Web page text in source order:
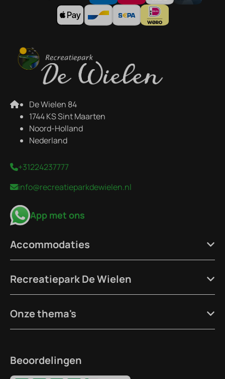
De Wielen 84
1744 KS Sint Maarten
Noord-Holland
Nederland
+31224237777
info@recreatieparkdewielen.nl
App met ons
Accommodaties
Recreatiepark De Wielen
Onze thema's
Beoordelingen